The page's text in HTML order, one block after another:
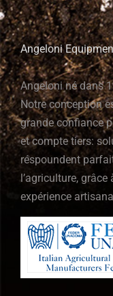
Angeloni
Angeloni né dans
Notre conception
grande confiance
et compte tiers:
réspoundent
l’agriculture,
expérience